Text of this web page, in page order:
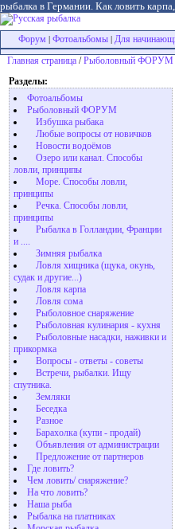
рыбалка в Германии. Как ловить
Форум Фотоальбомы Для
Главная страница /Рыболовный ФОРУМ
Разделы:
Фотоальбомы
Рыболовный ФОРУМ
Избушка рыбака
Любые вопросы от новичков
Новости водоёмов
Озеро или канал. Способы
ловли, принципы
Море. Способы ловли,
принципы
Речка. Способы ловли,
принципы
Рыбалка в Голландии, Франции
и ....
Зимняя рыбалка
Ловля хищника (щука, окунь,
судак и другие...)
Ловля карпа
Ловля сома
Рыболовное снаряжение
Рыболовная кулинария - кухня
Рыболовные насадки, наживки и
прикормка
Вопросы - ответы - советы
Встречи, рыбалки. Ищу
спутника.
Земляки
Беседка
Разное
Барахолка (купи - продай)
Объявления от администрации
Предложение от партнеров
Где ловить?
Чем ловить/ снаряжение?
На что ловить?
Наша рыба
Рыбалка на платниках